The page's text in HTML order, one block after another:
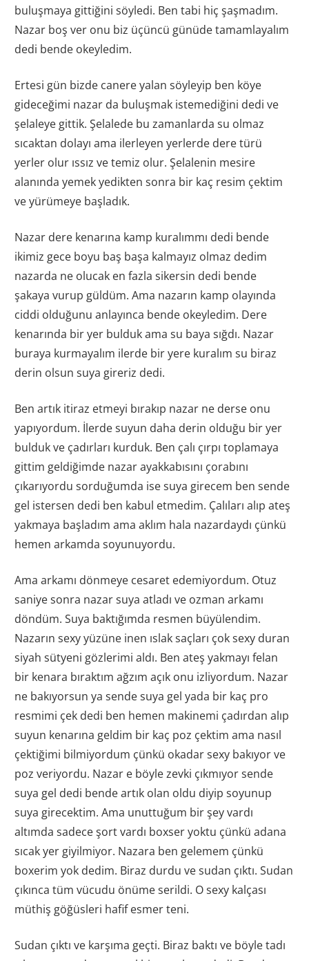
buluşmaya gittiğini söyledi. Ben tabi hiç şaşmadım.
Nazar boş ver onu biz üçüncü günüde tamamlayalım
dedi bende okeyledim.
Ertesi gün bizde canere yalan söyleyip ben köye
gideceğimi nazar da buluşmak istemediğini dedi ve
şelaleye gittik. Şelalede bu zamanlarda su olmaz
sıcaktan dolayı ama ilerleyen yerlerde dere türü
yerler olur ıssız ve temiz olur. Şelalenin mesire
alanında yemek yedikten sonra bir kaç resim çektim
ve yürümeye başladık.
Nazar dere kenarına kamp kuralımmı dedi bende
ikimiz gece boyu baş başa kalmayız olmaz dedim
nazarda ne olucak en fazla sikersin dedi bende
şakaya vurup güldüm. Ama nazarın kamp olayında
ciddi olduğunu anlayınca bende okeyledim. Dere
kenarında bir yer bulduk ama su baya sığdı. Nazar
buraya kurmayalım ilerde bir yere kuralım su biraz
derin olsun suya gireriz dedi.
Ben artık itiraz etmeyi bırakıp nazar ne derse onu
yapıyordum. İlerde suyun daha derin olduğu bir yer
bulduk ve çadırları kurduk. Ben çalı çırpı toplamaya
gittim geldiğimde nazar ayakkabısını çorabını
çıkarıyordu sorduğumda ise suya girecem ben sende
gel istersen dedi ben kabul etmedim. Çalıları alıp ateş
yakmaya başladım ama aklım hala nazardaydı çünkü
hemen arkamda soyunuyordu.
Ama arkamı dönmeye cesaret edemiyordum. Otuz
saniye sonra nazar suya atladı ve ozman arkamı
döndüm. Suya baktığımda resmen büyülendim.
Nazarın sexy yüzüne inen ıslak saçları çok sexy duran
siyah sütyeni gözlerimi aldı. Ben ateş yakmayı felan
bir kenara bıraktım ağzım açık onu izliyordum. Nazar
ne bakıyorsun ya sende suya gel yada bir kaç pro
resmimi çek dedi ben hemen makinemi çadırdan alıp
suyun kenarına geldim bir kaç poz çektim ama nasıl
çektiğimi bilmiyordum çünkü okadar sexy bakıyor ve
poz veriyordu. Nazar e böyle zevki çıkmıyor sende
suya gel dedi bende artık olan oldu diyip soyunup
suya girecektim. Ama unuttuğum bir şey vardı
altımda sadece şort vardı boxser yoktu çünkü adana
sıcak yer giyilmiyor. Nazara ben gelemem çünkü
boxerim yok dedim. Biraz durdu ve sudan çıktı. Sudan
çıkınca tüm vücudu önüme serildi. O sexy kalçası
müthiş göğüsleri hafif esmer teni.
Sudan çıktı ve karşıma geçti. Biraz baktı ve böyle tadı